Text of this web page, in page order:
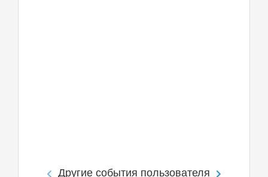
Другие события пользователя